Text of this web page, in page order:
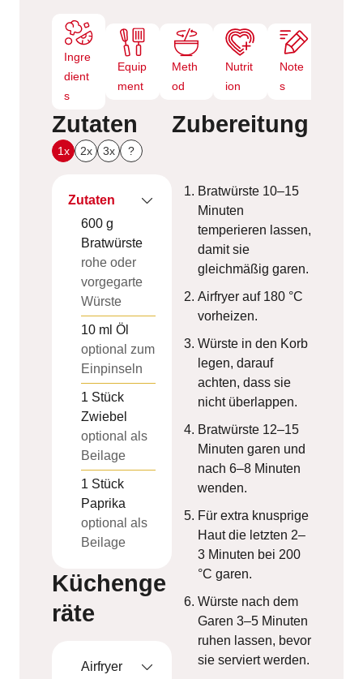
Ingre
dient
s
Equip
ment
Meth
od
Nutrit
ion
Note
s
Zutaten
1x 2x 3x ?
Zutaten
600 g
Bratwürste
rohe oder
vorgegarte
Würste
10 ml Öl
optional zum
Einpinseln
1 Stück
Zwiebel
optional als
Beilage
1 Stück
Paprika
optional als
Beilage
Küchenge
räte
Airfryer
Zubereitung
Bratwürste 10–15
Minuten
temperieren lassen,
damit sie
gleichmäßig garen.
Airfryer auf 180 °C
vorheizen.
Würste in den Korb
legen, darauf
achten, dass sie
nicht überlappen.
Bratwürste 12–15
Minuten garen und
nach 6–8 Minuten
wenden.
Für extra knusprige
Haut die letzten 2–
3 Minuten bei 200
°C garen.
Würste nach dem
Garen 3–5 Minuten
ruhen lassen, bevor
sie serviert werden.